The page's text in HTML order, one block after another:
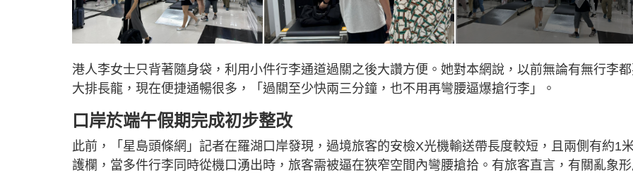
港人李女士只背著隨身袋，利用小件行李通道過關之後大讚方便。她對本網說，以前無論有無行李
大排長龍，現在便捷通暢很多，「過關至少快兩三分鐘，也不用再彎腰逼爆搶行李」。
口岸於端午假期完成初步整改
此前，「星島頭條網」記者在羅湖口岸發現，過境旅客的安檢X光機輸送帶長度較短，且兩側有約1
護欄，當多件行李同時從機口湧出時，旅客需被逼在狹窄空間內彎腰搶拾。有旅客直言，有關亂象